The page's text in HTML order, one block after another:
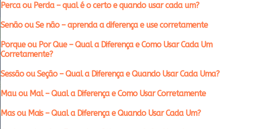
Perca ou Perda – qual é o certo e quando usar cada um?
Senão ou Se não – aprenda a diferença e use corretamente
Porque ou Por Que – Qual a Diferença e Como Usar Cada Um
Corretamente?
Sessão ou Seção – Qual a Diferença e Quando Usar Cada Uma?
Mau ou Mal – Qual a Diferença e Como Usar Corretamente
Mas ou Mais – Qual a Diferença e Quando Usar Cada Um?